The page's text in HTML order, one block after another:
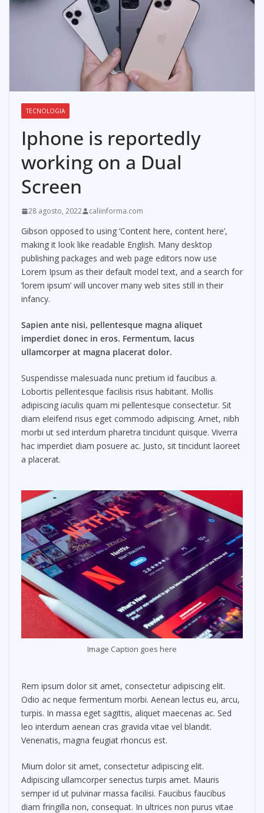
TECNOLOGIA
Iphone is reportedly
working on a Dual
Screen
28 agosto, 2022 caliinforma.com
Gibson opposed to using ‘Content here, content here’,
making it look like readable English. Many desktop
publishing packages and web page editors now use
Lorem Ipsum as their default model text, and a search for
‘lorem ipsum’ will uncover many web sites still in their
infancy.
Sapien ante nisi, pellentesque magna aliquet
imperdiet donec in eros. Fermentum, lacus
ullamcorper at magna placerat dolor.
Suspendisse malesuada nunc pretium id faucibus a.
Lobortis pellentesque facilisis risus habitant. Mollis
adipiscing iaculis quam mi pellentesque consectetur. Sit
diam eleifend risus eget commodo adipiscing. Amet, nibh
morbi ut sed interdum pharetra tincidunt quisque. Viverra
hac imperdiet diam posuere ac. Justo, sit tincidunt laoreet
a placerat.
Image Caption goes here
Rem ipsum dolor sit amet, consectetur adipiscing elit.
Odio ac neque fermentum morbi. Aenean lectus eu, arcu,
turpis. In massa eget sagittis, aliquet maecenas ac. Sed
leo interdum aenean cras gravida vitae vel blandit.
Venenatis, magna feugiat rhoncus est.
Mium dolor sit amet, consectetur adipiscing elit.
Adipiscing ullamcorper senectus turpis amet. Mauris
semper id ut pulvinar massa facilisi. Faucibus faucibus
diam fringilla non, consequat. In ultrices non purus vitae